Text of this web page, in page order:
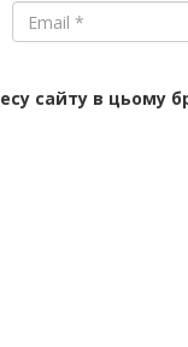
сайту в цьому